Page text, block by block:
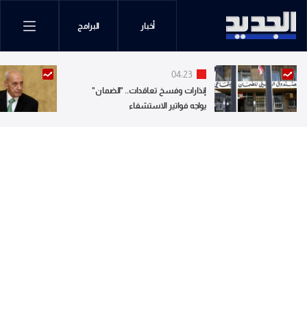
أخبار البرامج
04:23
إنذارات وفسخ تعاقدات.. "الضمان"
يواجه فواتير الاستشفاء